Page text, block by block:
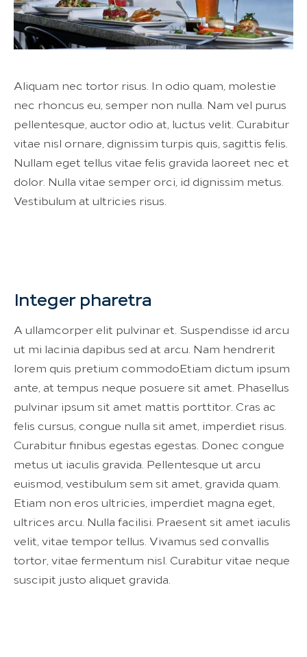
Aliquam nec tortor risus. In odio quam, molestie
nec rhoncus eu, semper non nulla. Nam vel purus
pellentesque, auctor odio at, luctus velit. Curabitur
vitae nisl ornare, dignissim turpis quis, sagittis felis.
Nullam eget tellus vitae felis gravida laoreet nec et
dolor. Nulla vitae semper orci, id dignissim metus.
Vestibulum at ultricies risus.
Integer pharetra
A ullamcorper elit pulvinar et. Suspendisse id arcu
ut mi lacinia dapibus sed at arcu. Nam hendrerit
lorem quis pretium commodoEtiam dictum ipsum
ante, at tempus neque posuere sit amet. Phasellus
pulvinar ipsum sit amet mattis porttitor. Cras ac
felis cursus, congue nulla sit amet, imperdiet risus.
Curabitur finibus egestas egestas. Donec congue
metus ut iaculis gravida. Pellentesque ut arcu
euismod, vestibulum sem sit amet, gravida quam.
Etiam non eros ultricies, imperdiet magna eget,
ultrices arcu. Nulla facilisi. Praesent sit amet iaculis
velit, vitae tempor tellus. Vivamus sed convallis
tortor, vitae fermentum nisl. Curabitur vitae neque
suscipit justo aliquet gravida.